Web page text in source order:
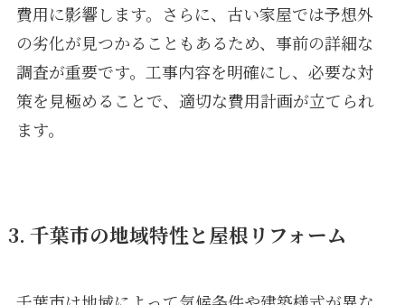
費用に影響します。さらに、古い家屋では予想外
の劣化が見つかることもあるため、事前の詳細な
調査が重要です。工事内容を明確にし、必要な対
策を見極めることで、適切な費用計画が立てられ
ます。
3. 千葉市の地域特性と屋根リフォーム